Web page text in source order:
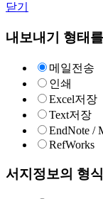
닫기
내보내기 형태
메일전송
인쇄
Excel저장
Text저장
EndNote /
RefWorks
서지정보의 형